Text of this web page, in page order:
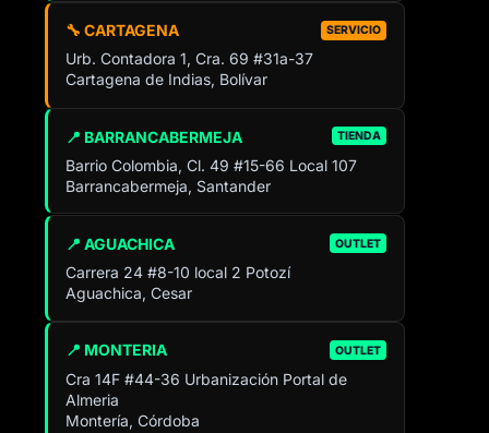
🔧 CARTAGENA SERVICIO
Urb. Contadora 1, Cra. 69 #31a-37
Cartagena de Indias, Bolívar
📍 BARRANCABERMEJA TIENDA
Barrio Colombia, Cl. 49 #15-66 Local 107
Barrancabermeja, Santander
📍 AGUACHICA OUTLET
Carrera 24 #8-10 local 2 Potozí
Aguachica, Cesar
📍 MONTERIA OUTLET
Cra 14F #44-36 Urbanización Portal de
Almeria
Montería, Córdoba